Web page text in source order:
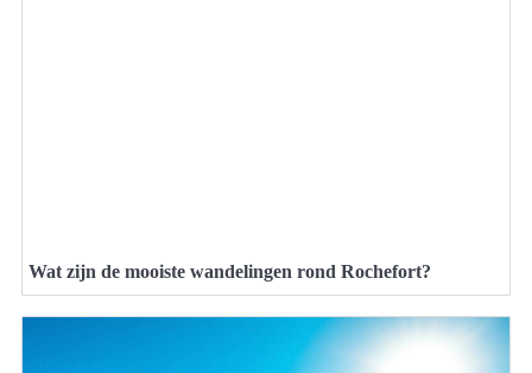
Wat zijn de mooiste wandelingen rond Rochefort?